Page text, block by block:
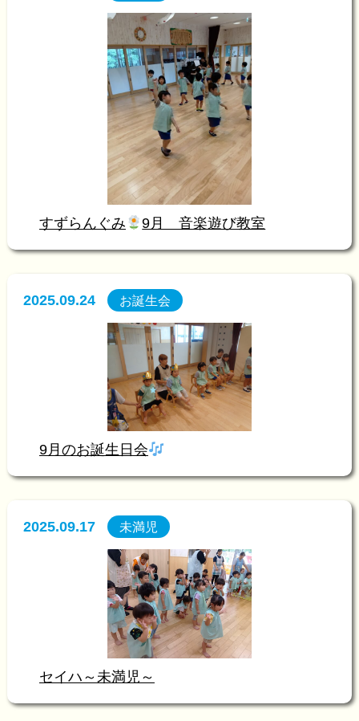
すずらんぐみ 9月 音楽遊び教室
2025.09.24 お誕生会
9月のお誕生日会
2025.09.17 未満児
セイハ～未満児～